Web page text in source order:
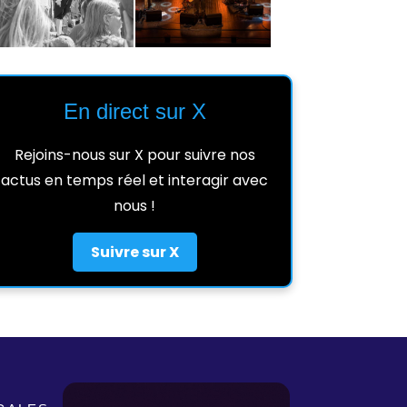
En direct sur X
Rejoins-nous sur X pour suivre nos
actus en temps réel et interagir avec
nous !
Suivre sur X